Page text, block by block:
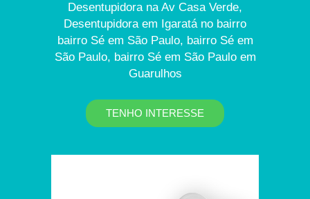
Desentupidora na Av Casa Verde,
Desentupidora em Igaratá no bairro
bairro Sé em São Paulo, bairro Sé em
São Paulo, bairro Sé em São Paulo em
Guarulhos
TENHO INTERESSE